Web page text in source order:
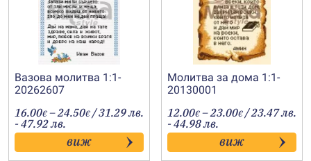
Вазова молитва 1:1-
20262607
16.00€ –24.50€Price
range:
16.00€
through
24.50€
/ 31.29 лв.
- 47.92 лв.
виж
Молитва за дома 1:1-
20130001
12.00€ –23.00€Price
range:
12.00€
through
23.00€
/ 23.47 лв.
- 44.98 лв.
виж